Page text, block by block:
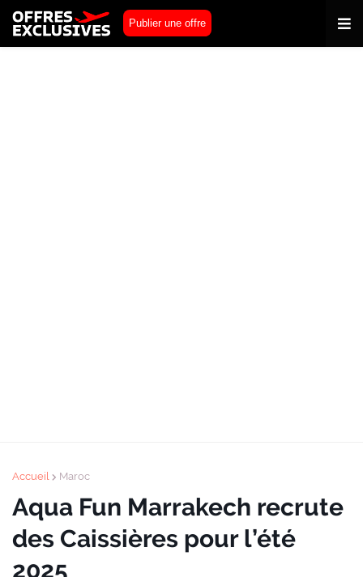
Publier une offre
Accueil Maroc
Aqua Fun Marrakech recrute
des Caissières pour l’été
2025